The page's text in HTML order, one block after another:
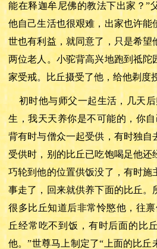
能在释迦牟尼佛的教法下出家？”
他自己生活也很艰难，出家也许能
世也有利益，就同意了，只是希望
两位老人。小驼背高兴地跑到祗陀
家受戒。比丘摄受了他，给他剃度
初时他与师父一起生活，几天后
生，我天天养你是不可能的，你
背有时与僧众一起受供，有时独自
受供时，别的比丘已吃饱喝足他还
巧轮到他的位置供饭没了，有时施
事走了，回来就供养下面的比丘。
很多比丘知道后非常怜愍他，往
丘经常吃不到饭，有时后面的比
他。”世尊马上制定了“上面的比丘